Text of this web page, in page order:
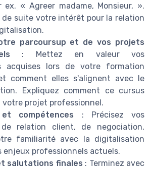
ex. « Agreer madame, Monsieur, ».
suite votre intérêt pour la relation
.
parcoursup et de vos projets
: Mettez en valeur vos
acquises lors de votre formation
comment elles s'alignent avec le
. Expliquez comment ce cursus
votre projet professionnel .
et compétences : Précisez vos
de relation client, de negociation,
familiarité avec la digitalisation
enjeux professionnels actuels.
salutations finales : Terminez avec